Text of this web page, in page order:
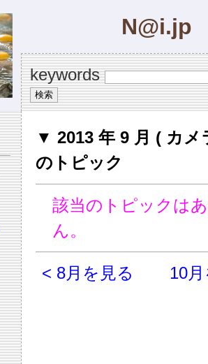
N@i.jp
keywords
▼ 2013 年 9 月 ( カメ
のトピック
該当のトピックは
ん。
< 8月を見る 10